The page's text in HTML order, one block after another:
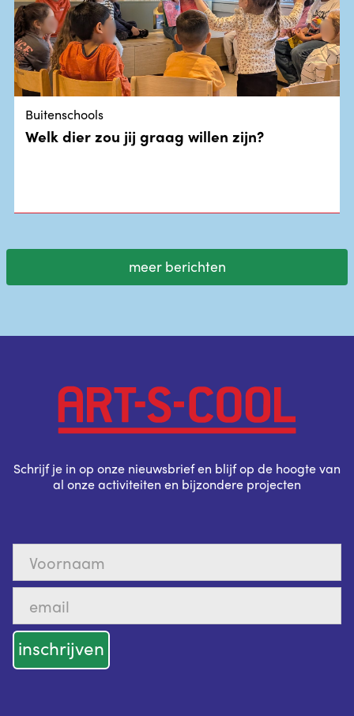
Buitenschools
Welk dier zou jij graag willen zijn?
meer berichten
Schrijf je in op onze nieuwsbrief en blijf op de hoogte van
al onze activiteiten en bijzondere projecten